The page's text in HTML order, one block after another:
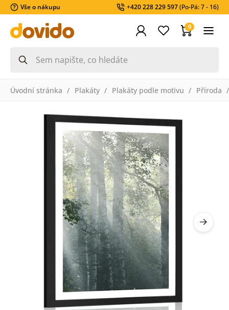
Vše o nákupu +420 228 229 597(Po-Pá: 7 - 16)
0
Úvodní stránka Plakáty Plakáty podle motivu Příroda